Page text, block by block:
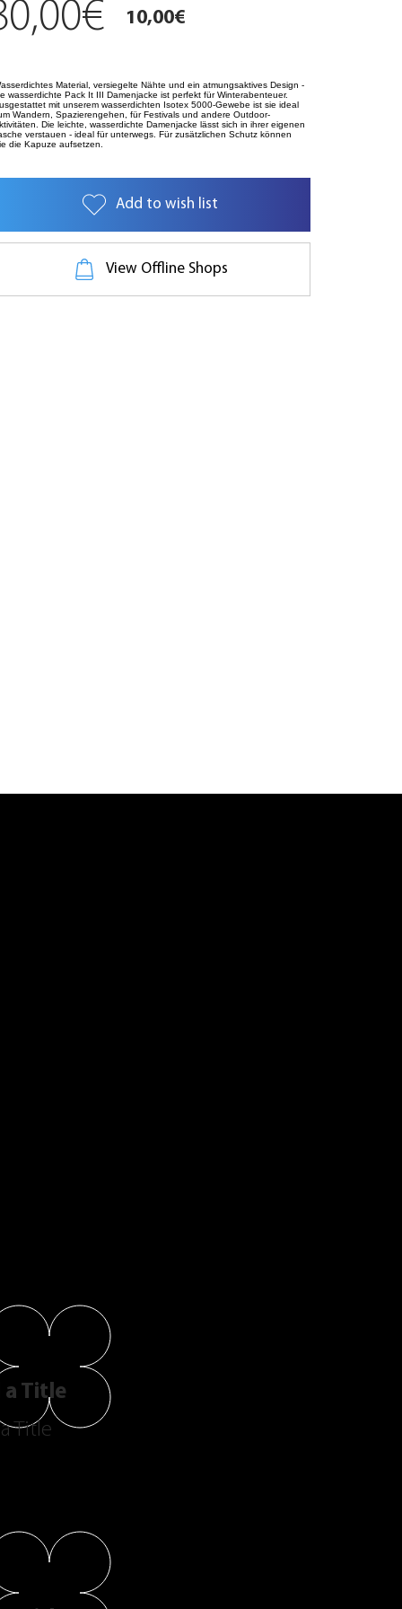
10,00€
Material, versiegelte Nähte und ein atmungsaktives Design -
wasserdichte Pack It III Damenjacke ist perfekt für Winterabenteuer.
mit unserem wasserdichten Isotex 5000-Gewebe ist sie ideal
Wandern, Spazierengehen, für Festivals und andere Outdoor-
Die leichte, wasserdichte Damenjacke lässt sich in ihrer eigenen
verstauen - ideal für unterwegs. Für zusätzlichen Schutz können
die Kapuze aufsetzen.
Add to wish list
View Offline Shops
a Title
Title